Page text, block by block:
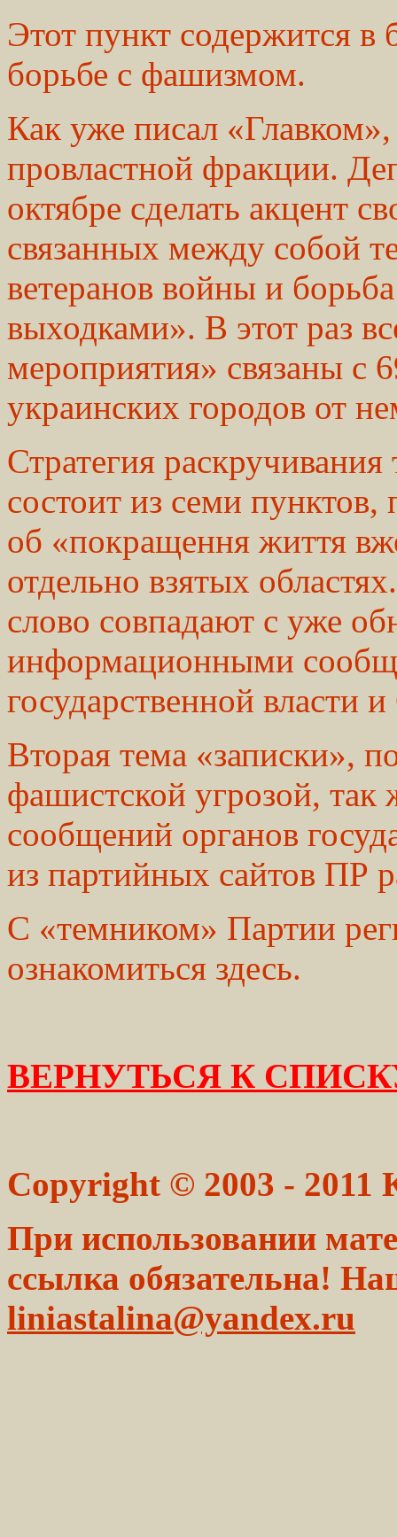
Этот пункт содержится в
борьбе с фашизмом.
Как уже писал
провластной фракции.
октябре сделать акцент
связанных между собой
ветеранов войны и
выходками». В этот раз
мероприятия» связаны с
украинских городов от
Стратегия
состоит из семи пунктов,
об «покращення життя
отдельно взятых
слово совпадают с уже
информационными
государственной власти
Вторая тема «записки»,
фашистской угрозой, так
сообщений органов
из партийных сайтов ПР
С «темником» Партии
ознакомиться здесь.
ВЕРНУТЬСЯ К
Copyright © 2003 - 2011
При использовании
ссылка обязательна!
liniastalina@yandex.ru